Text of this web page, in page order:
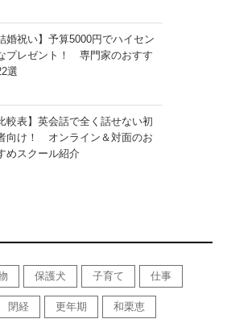
婚祝い】予算5000円でハイセン
プレゼント！ 専門家のおすす
選
較表】英会話で全く話せない初
向け！ オンライン＆対面のお
めスクール紹介
保護犬 子育て 仕事
閉経 更年期 和栗恵